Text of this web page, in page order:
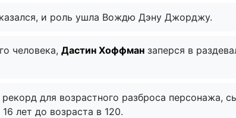
и роль ушла Вождю Дэну Джорджу.
человека, Дастин Хоффман заперся в
для возрастного разброса персонажа,
лет до возраста в 120.